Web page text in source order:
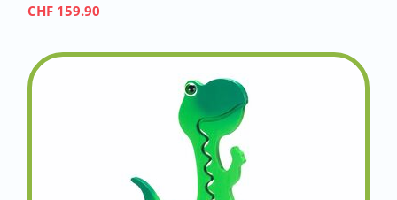
CHF 159.90